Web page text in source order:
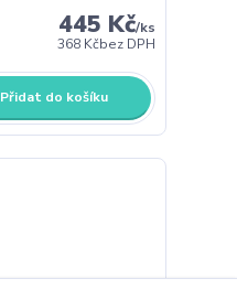
445 Kč/ks
368 Kčbez DPH
Přidat do košíku